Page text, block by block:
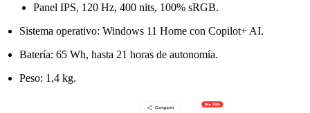
Panel IPS, 120 Hz, 400 nits, 100% sRGB.
Sistema operativo: Windows 11 Home con Copilot+ AI.
Batería: 65 Wh, hasta 21 horas de autonomía.
Peso: 1,4 kg.